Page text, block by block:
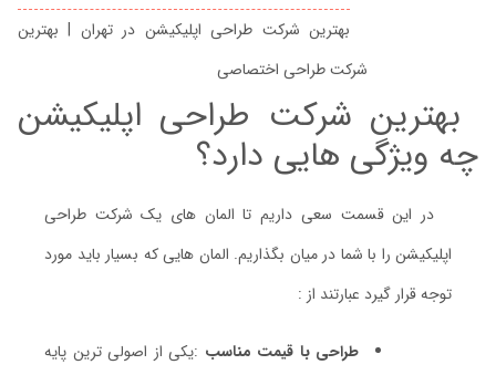
بهترین شرکت طراحی اپلیکیشن در تهران | بهترین
شرکت طراحی اختصاصی
بهترین شرکت طراحی اپلیکیشن
چه ویژگی هایی دارد؟
در این قسمت سعی داریم تا المان های یک شرکت طراحی
اپلیکیشن را با شما در میان بگذاریم. المان هایی که بسیار باید مورد
توجه قرار گیرد عبارتند از :
طراحی با قیمت مناسب :یکی از اصولی ترین پایه